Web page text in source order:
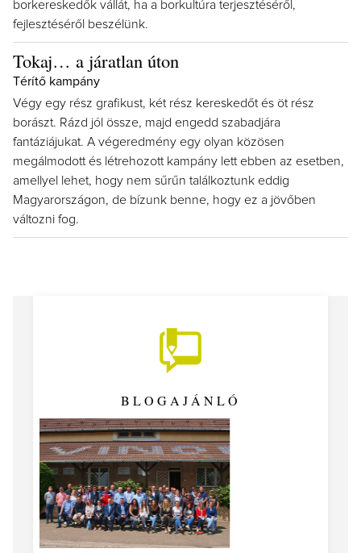
borkereskedők vállát, ha a borkultúra terjesztéséről,
fejlesztéséről beszélünk.
Tokaj… a járatlan úton
Térítő kampány
Végy egy rész grafikust, két rész kereskedőt és öt rész
borászt. Rázd jól össze, majd engedd szabadjára
fantáziájukat. A végeredmény egy olyan közösen
megálmodott és létrehozott kampány lett ebben az esetben,
amellyel lehet, hogy nem sűrűn találkoztunk eddig
Magyarországon, de bízunk benne, hogy ez a jövőben
változni fog.
BLOGAJÁNLÓ